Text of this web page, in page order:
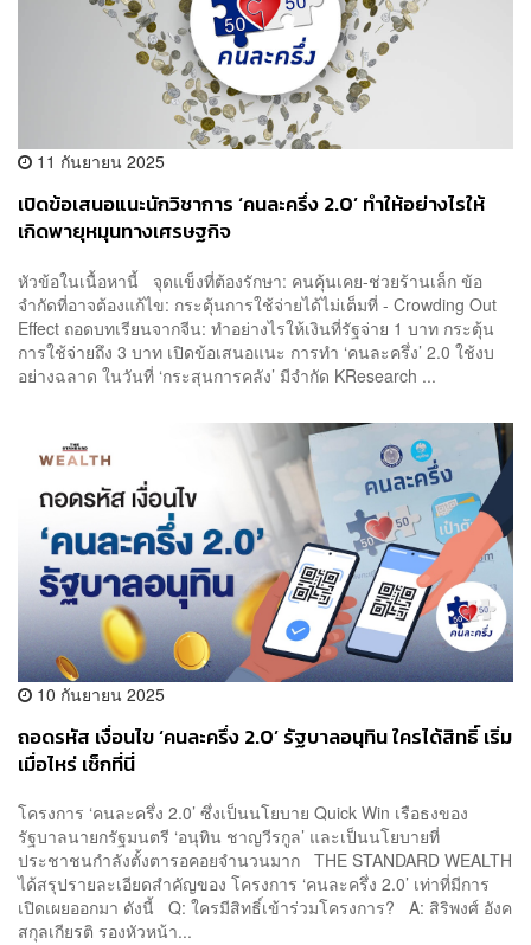
11 กันยายน 2025
เปิดข้อเสนอแนะนักวิชาการ ‘คนละครึ่ง 2.0’ ทำให้อย่างไรให้
เกิดพายุหมุนทางเศรษฐกิจ
หัวข้อในเนื้อหานี้ จุดแข็งที่ต้องรักษา: คนคุ้นเคย-ช่วยร้านเล็ก ข้อ
จำกัดที่อาจต้องแก้ไข: กระตุ้นการใช้จ่ายได้ไม่เต็มที่ - Crowding Out
Effect ถอดบทเรียนจากจีน: ทำอย่างไรให้เงินที่รัฐจ่าย 1 บาท กระตุ้น
การใช้จ่ายถึง 3 บาท เปิดข้อเสนอแนะ การทำ ‘คนละครึ่ง’ 2.0 ใช้งบ
อย่างฉลาด ในวันที่ ‘กระสุนการคลัง’ มีจำกัด KResearch ...
10 กันยายน 2025
ถอดรหัส เงื่อนไข ‘คนละครึ่ง 2.0’ รัฐบาลอนุทิน ใครได้สิทธิ์ เริ่ม
เมื่อไหร่ เช็กที่นี่
โครงการ ‘คนละครึ่ง 2.0’ ซึ่งเป็นนโยบาย Quick Win เรือธงของ
รัฐบาลนายกรัฐมนตรี ‘อนุทิน ชาญวีรกูล’ และเป็นนโยบายที่
ประชาชนกำลังตั้งตารอคอยจำนวนมาก THE STANDARD WEALTH
ได้สรุปรายละเอียดสำคัญของ โครงการ ‘คนละครึ่ง 2.0’ เท่าที่มีการ
เปิดเผยออกมา ดังนี้ Q: ใครมีสิทธิ์เข้าร่วมโครงการ? A: สิริพงศ์ อังค
สกุลเกียรติ รองหัวหน้า...